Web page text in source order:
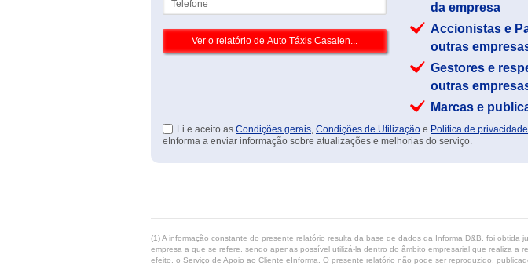
da empresa
Accionistas e
outras
Gestores e
outras
Marcas e
Li e aceito as Condições gerais, Condições de Utilização e Política de privacidade
eInforma a enviar informação sobre atualizações e melhorias do serviço.
(1) A informação constante do presente relatório resulta da base de dados da Informa D&B, foi
empresa a que se refere, sendo apenas possível utilizá-la dentro do âmbito empresarial que realiza
efeito, o Serviço de Apoio ao Cliente eInforma. O presente relatório não pode ser reproduzido,